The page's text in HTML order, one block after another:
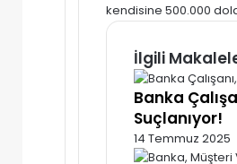
kendisine 500.000
İlgili
Banka
Suçlanıyor!
14 Temmuz 2025